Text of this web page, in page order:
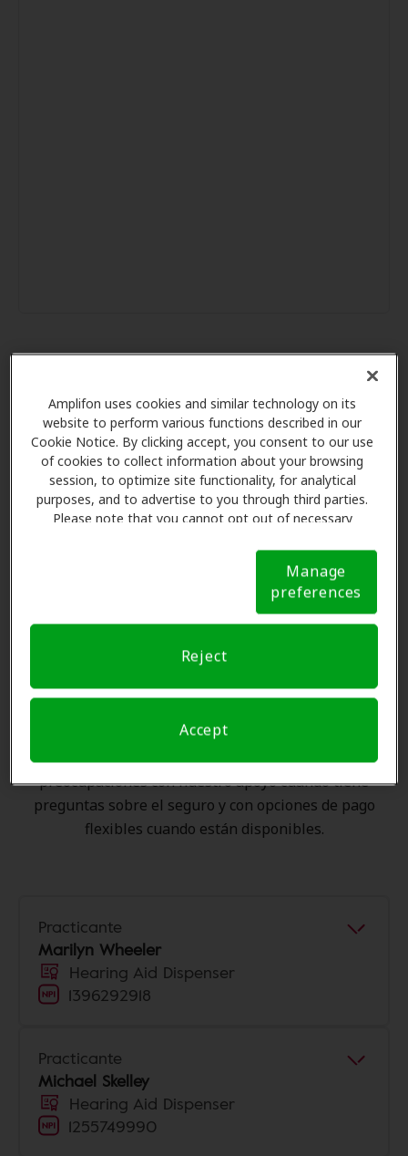
Amplifon uses cookies and similar technology on its
website to perform various functions described in our
Cookie Notice. By clicking accept, you consent to our use
of cookies to collect information about your browsing
session, to optimize site functionality, for analytical
purposes, and to advertise to you through third parties.
Please note that you cannot opt out of necessary
Notice (link here below). If you are using an opt-out
preference signal, we will honor that signal. Cookie
Manage
preferences
Reject
Accept
Las Ventajas de los Miembros
de Amplifon en Miracle Ear,
Austin
Amplifon Hearing Health Care se asocia con muchos
planes de beneficios y clínicas como Miracle Ear en
audífonos y atención auditiva. Nuestros promotores le
explican sus beneficios y programan exámenes con
profesionales licenciados para evaluaciones, pruebas
Miracle Ear, Amplifon Hearing Health Care se encarga
de verificar su cobertura de seguro para reducir sus
Nuestro objetivo es hacer transparente su
experiencia de atención auditiva y liberarlo de
preocupaciones con nuestro apoyo cuando tiene
preguntas sobre el seguro y con opciones de pago
flexibles cuando están disponibles.
Practicante
Marilyn Wheeler
Hearing Aid Dispenser
1396292918
Practicante
Michael Skelley
Hearing Aid Dispenser
1255749990